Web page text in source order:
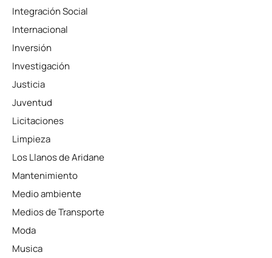
Integración Social
Internacional
Inversión
Investigación
Justicia
Juventud
Licitaciones
Limpieza
Los Llanos de Aridane
Mantenimiento
Medio ambiente
Medios de Transporte
Moda
Musica